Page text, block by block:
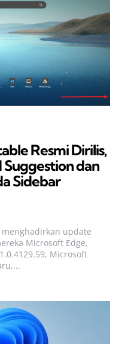
Resmi Dirilis,
dan
Sidebar
update
Microsoft Edge,
Microsoft